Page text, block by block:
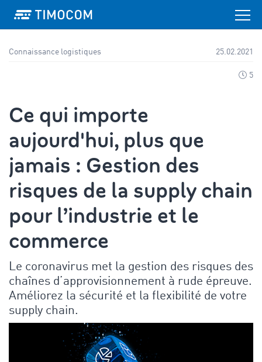
Connaissance logistiques 25.02.2021
5
Ce qui importe
aujourd'hui, plus que
jamais : Gestion des
risques de la supply chain
pour l’industrie et le
commerce
Le coronavirus met la gestion des risques des
chaînes d’approvisionnement à rude épreuve.
Améliorez la sécurité et la flexibilité de votre
supply chain.